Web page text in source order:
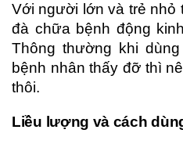
Với người lớn và trẻ nhỏ
đà chữa bệnh động
Thông thường khi
bệnh nhân thấy đỡ thì
thôi.
Liều lượng và cách